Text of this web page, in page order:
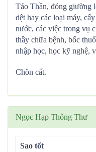
Táo Thần, đóng giường
dệt hay các loại máy,
nước, các việc trong vụ
thầy chữa bệnh, bốc
nhập học, học kỹ nghệ,
Chôn cất.
Ngọc Hạp Thông Thư
Sao tốt